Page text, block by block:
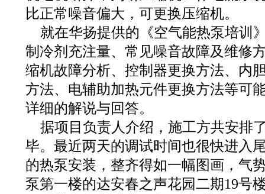
比正常噪音偏大，可更换压缩机。
就在华扬提供的《空气能热泵培训
制冷剂充注量、常见噪音故障及维修
缩机故障分析、控制器更换方法、内
方法、电辅助加热元件更换方法等可
详细的解说与回答。
据项目负责人介绍，施工方共安排
毕。最近两天的调试时间也很快进入
的热泵安装，整齐得如一幅图画，气
泵第一楼的达安春之声花园二期19号